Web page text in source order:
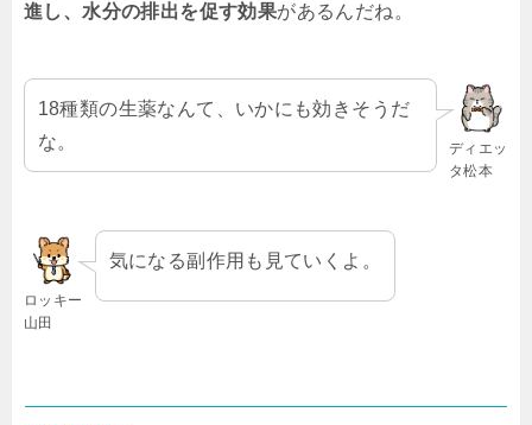
進し、水分の排出を促す効果があるんだね。
ディエッ
タ松本
18種類の生薬なんて、いかにも効きそうだ
な。
ロッキー
山田
気になる副作用も見ていくよ。